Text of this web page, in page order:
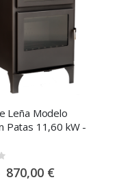
Leña Modelo
Patas 11,60 kW -
S
p
870,00 €